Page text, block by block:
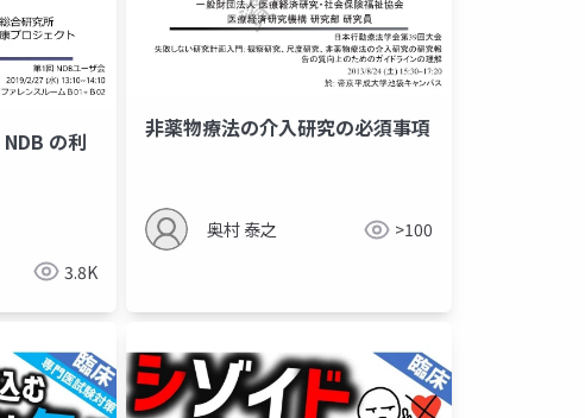
の利
3.8K
非薬物療法の介入研究の必須事項
奥村 泰之 >100